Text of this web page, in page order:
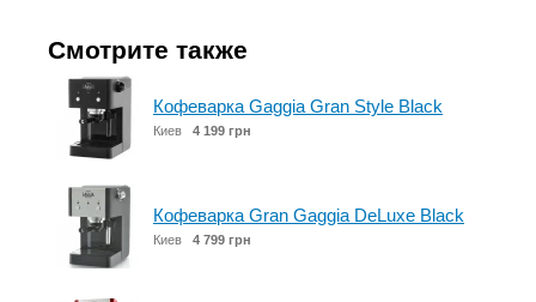
Смотрите также
Кофеварка Gaggia Gran Style Black
Киев 4 199 грн
Кофеварка Gran Gaggia DeLuxe Black
Киев 4 799 грн